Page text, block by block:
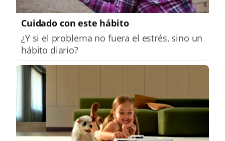
Cuidado con este hábito
¿Y si el problema no fuera el estrés, sino un
hábito diario?